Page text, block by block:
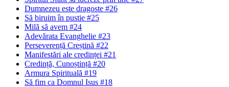
Dumnezeu este dragoste #26
Să biruim în pustie #25
Milă să avem #24
Adevărata Evanghelie #23
Perseverență Creștină #22
Manifestări ale credinței #21
Credință, Cunoștință #20
Armura Spirituală #19
Să fim ca Domnul Isus #18